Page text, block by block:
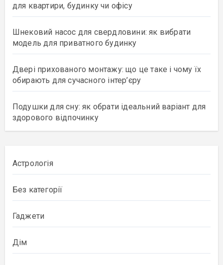
для квартири, будинку чи офісу
Шнековий насос для свердловини: як вибрати
модель для приватного будинку
Двері прихованого монтажу: що це таке і чому їх
обирають для сучасного інтер’єру
Подушки для сну: як обрати ідеальний варіант для
здорового відпочинку
Астрологія
Без категорії
Гаджети
Дім